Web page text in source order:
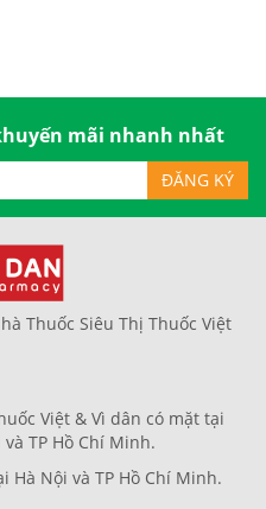
mãi nhanh nhất
Thuốc Siêu Thị Thuốc Việt
Việt & Vì dân có mặt tại
TP Hồ Chí Minh.
Hà Nội và TP Hồ Chí Minh.